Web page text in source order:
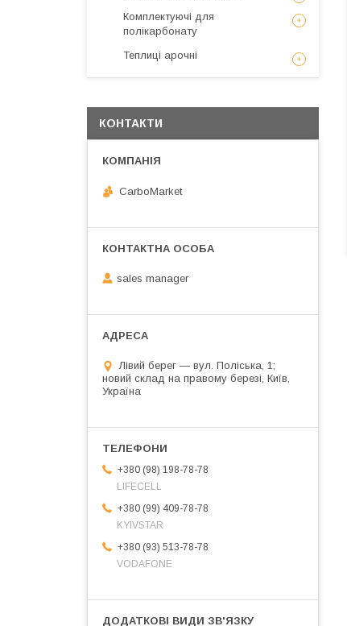
Комплектуючі для
полікарбонату
Теплиці арочні
КОНТАКТИ
CarboMarket
sales manager
Лівий берег — вул. Поліська, 1;
новий склад на правому березі, Київ,
Україна
+380 (98) 198-78-78
LIFECELL
+380 (99) 409-78-78
KYIVSTAR
+380 (93) 513-78-78
VODAFONE